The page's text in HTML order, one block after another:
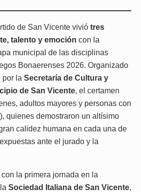
de San Vicente vivió tres
talento y emoción con la
municipal de las disciplinas
Bonaerenses 2026. Organizado
por la Secretaría de Cultura y
de San Vicente, el certamen
adultos mayores y personas con
quienes demostraron un altísimo
calidez humana en cada una de
ante el jurado y la
la primera jornada en la
Sociedad Italiana de San Vicente,